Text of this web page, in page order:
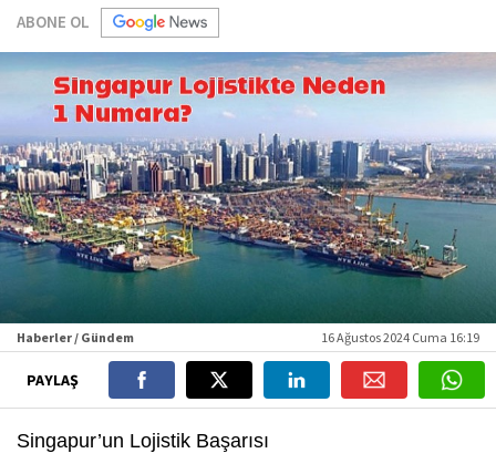
ABONE OL
Haberler / Gündem 16 Ağustos 2024 Cuma 16:19
PAYLAŞ
Singapur’un Lojistik Başarısı